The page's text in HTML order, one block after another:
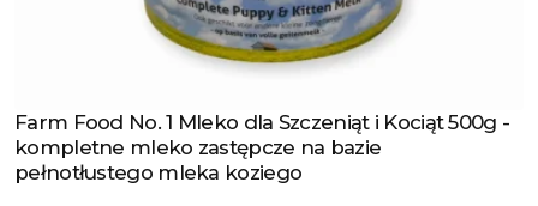
Zobacz produkt
Farm Food No. 1 Mleko dla Szczeniąt i Kociąt 500g -
kompletne mleko zastępcze na bazie
pełnotłustego mleka koziego